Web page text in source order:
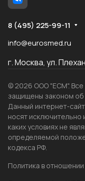
8 (495) 225-99-11
info@eurosmed.ru
г. Москва, ул.
© 2026 ООО "ЕСМ". Все
защищены законом об
Данный интернет-
носят
каких условиях не
определяемой
кодекса РФ.
Политика в